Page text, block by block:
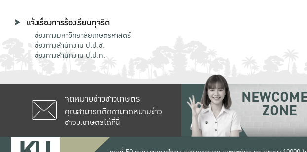
แจ้งเรื่องการร้องเรียนทุจริต
ช่องทางมหาวิทยาลัยเกษตรศาสตร์
ช่องทางสำนักงาน ป.ป.ช.
ช่องทางสำนักงาน ป.ป.ท.
จดหมายข่าวชาวเกษตร
คุณสามารถติดตามจดหมายข่าว
ชาวม.เกษตรได้ที่นี่
ZONE